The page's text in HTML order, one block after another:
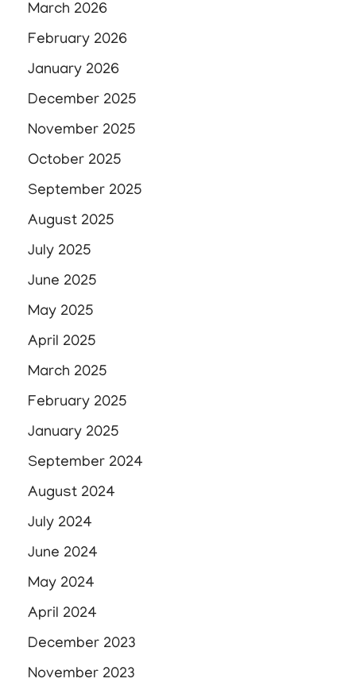
March 2026
February 2026
January 2026
December 2025
November 2025
October 2025
September 2025
August 2025
July 2025
June 2025
May 2025
April 2025
March 2025
February 2025
January 2025
September 2024
August 2024
July 2024
June 2024
May 2024
April 2024
December 2023
November 2023